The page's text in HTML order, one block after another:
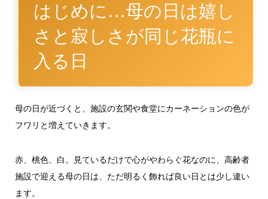
はじめに…母の日は嬉し
さと寂しさが同じ花瓶に
入る日
母の日が近づくと、施設の玄関や食堂にカーネーションの色が
フワリと増えていきます。
赤、桃色、白。見ているだけで心がやわらぐ花なのに、高齢者
施設で迎える母の日は、ただ明るく飾れば良い日とは少し違い
ます。